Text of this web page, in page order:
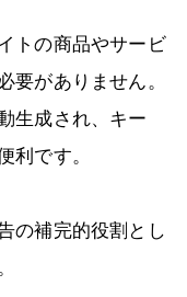
トの商品やサービ
要がありません。
生成され、キー
利です。
の補完的役割とし